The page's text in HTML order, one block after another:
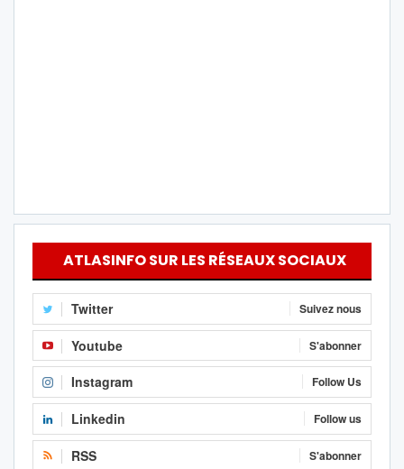
ATLASINFO SUR LES RÉSEAUX SOCIAUX
Twitter Suivez nous
Youtube S'abonner
Instagram Follow Us
Linkedin Follow us
RSS S'abonner